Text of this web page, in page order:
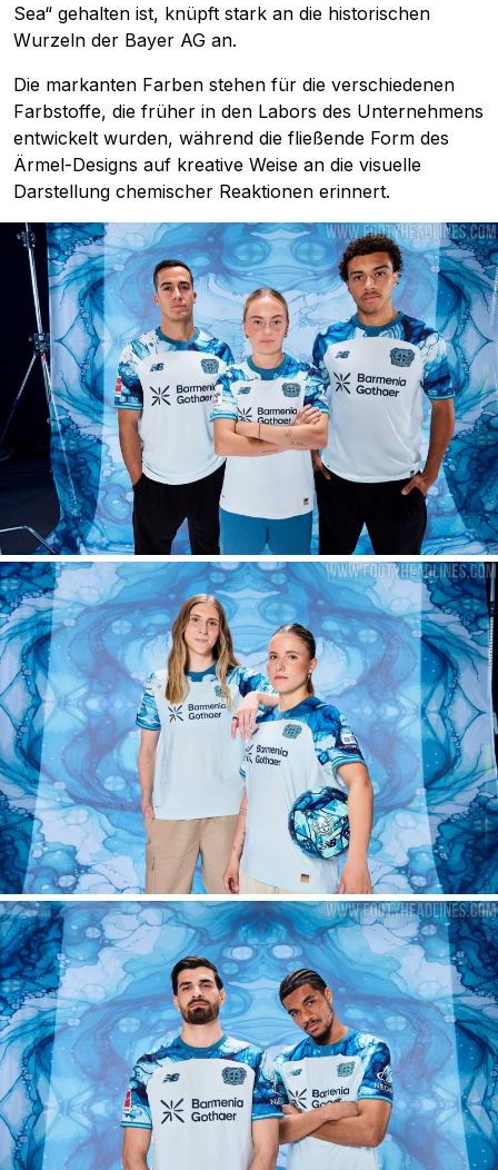
Sea“ gehalten ist, knüpft stark an die historischen
Wurzeln der Bayer AG an.
Die markanten Farben stehen für die verschiedenen
Farbstoffe, die früher in den Labors des Unternehmens
entwickelt wurden, während die fließende Form des
Ärmel-Designs auf kreative Weise an die visuelle
Darstellung chemischer Reaktionen erinnert.